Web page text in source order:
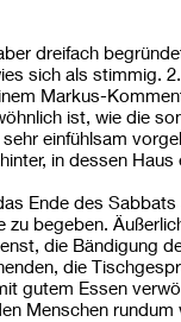
dreifach
sich als stimmig.
Markus-
ist, wie die
einfühlsam
in dessen
Ende des
begeben.
die Bändigung
die
gutem Essen
Menschen rundum